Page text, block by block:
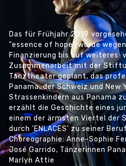
Das für Frühjahr 2019
"essence of hope" wurde
Finanzierung bis auf weiteres
Zusammenarbeit mit der
Tanztheater geplant, das
Panama, der Schweiz und New
Strassenkindern aus Panama
erzählt die Geschichte eines
einem der ärmsten Viertel der
durch 'ENLACES' zu seiner
Choreographie: Anne-Sophie
José Garrido, Tänzerinnen
Marlyn Attie